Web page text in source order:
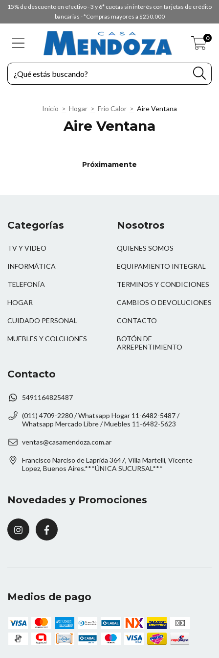
15% de descuento en efectivo - 3 y 6* cuotas sin interés con tarjetas de crédito
bancarias - *Compras mayores a $250.000
0
Inicio > Hogar > Frio Calor > Aire Ventana
Aire Ventana
Próximamente
Categorías
TV Y VIDEO
INFORMÁTICA
TELEFONÍA
HOGAR
CUIDADO PERSONAL
MUEBLES Y COLCHONES
Nosotros
QUIENES SOMOS
EQUIPAMIENTO INTEGRAL
TERMINOS Y CONDICIONES
CAMBIOS O DEVOLUCIONES
CONTACTO
BOTÓN DE
ARREPENTIMIENTO
Contacto
5491164825487
(011) 4709-2280 / Whatsapp Hogar 11-6482-5487 /
Whatsapp Mercado Libre / Muebles 11-6482-5623
ventas@casamendoza.com.ar
Francisco Narciso de Laprida 3647, Villa Martelli, Vicente
Lopez, Buenos Aires.***ÚNICA SUCURSAL***
Novedades y Promociones
Medios de pago